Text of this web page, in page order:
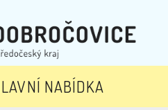
NABÍDKA